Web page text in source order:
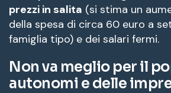
prezzi in salita (si stima un
della spesa di circa 60 euro a
famiglia tipo) e dei salari fermi.
Non va meglio per il
autonomi e delle